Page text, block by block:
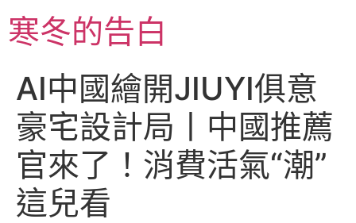
至
主寒冬的告白
AI中國繪開JIUYI俱意
豪宅設計局丨中國推薦
官來了！消費活氣“潮”
這兒看